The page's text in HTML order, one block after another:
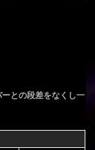
との段差をなくし一